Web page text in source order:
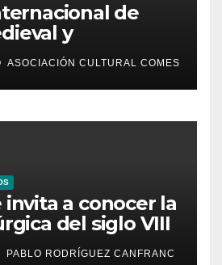
de
y
presenta su XI
ASOCIACIÓN CULTURAL COMES
invita a conocer la
del siglo VIII
Pérès
PABLO RODRÍGUEZ CANFRANC